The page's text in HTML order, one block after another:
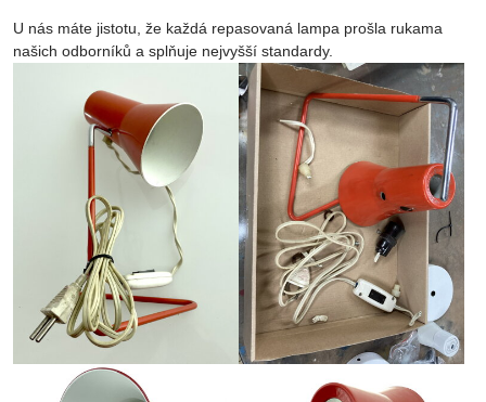
U nás máte jistotu, že každá repasovaná lampa prošla rukama
našich odborníků a splňuje nejvyšší standardy.